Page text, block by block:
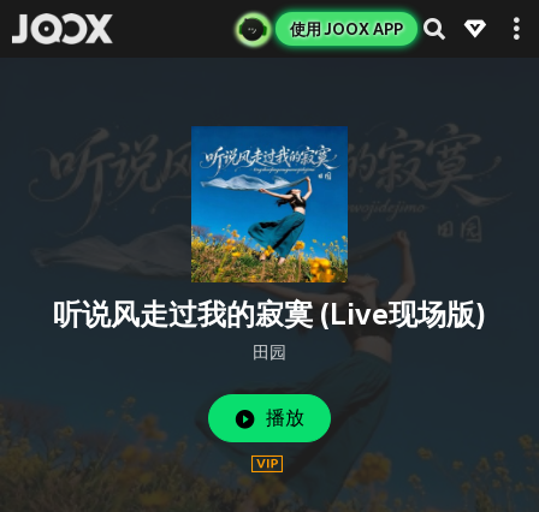
使用 JOOX APP
听说风走过我的寂寞 (Live现场版)
田园
播放